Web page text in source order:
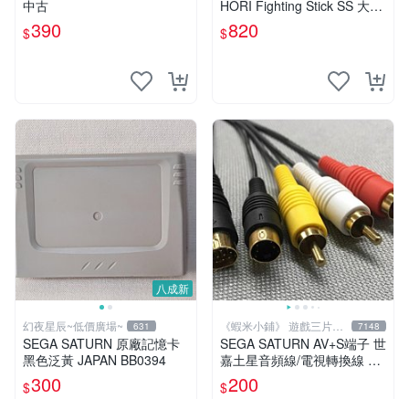
中古
$390
HORI Fighting Stick SS 大型
格鬥搖桿 HSS-07可調整連發
控制器 手把 釷星
$820
八成新
幻夜星辰~低價廣場~ 631
SEGA SATURN 原廠記憶卡
黑色泛黃 JAPAN BB0394
$300
《蝦米小鋪》 遊戲三片以
上免運
7148
SEGA SATURN AV+S端子 世
嘉土星音頻線/電視轉換線 直
購價200元 桃園《蝦米小鋪》
$200